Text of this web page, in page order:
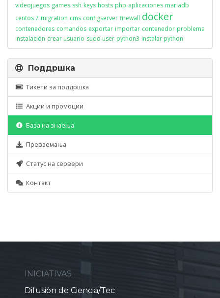
videojuegos games ssh keys hosts php aplicaciones mariadb
centos 7 migration cms configserver firewall docker
contenedores comandos exportar importar contenedor problema
instalación crear usuario sudo user python3 instalar python
Поддршка
Тикети за поддршка
Акции и промоции
База на знаења
Превземања
Статус на сервери
Контакт
INICIATIVAS
Difusión de Ciencia/Tec